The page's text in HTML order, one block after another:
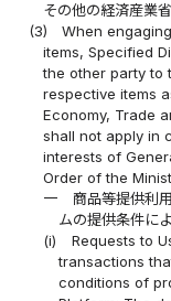
その他の経済産業
(3)
When
items, Specified
the other party to
respective items
Economy, Trade
shall not apply in
interests of
Order of the
一
商品等提供利
ムの提供条件に
(i)
Requests to
transactions
conditions of